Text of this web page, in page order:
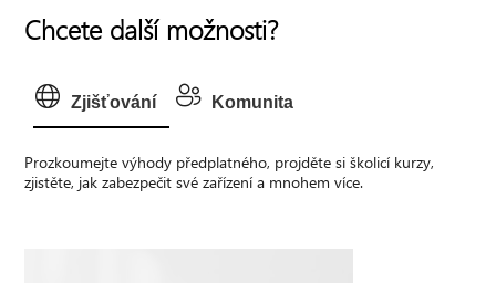
Chcete další možnosti?
Zjišťování Komunita
Prozkoumejte výhody předplatného, projděte si školicí kurzy,
zjistěte, jak zabezpečit své zařízení a mnohem více.